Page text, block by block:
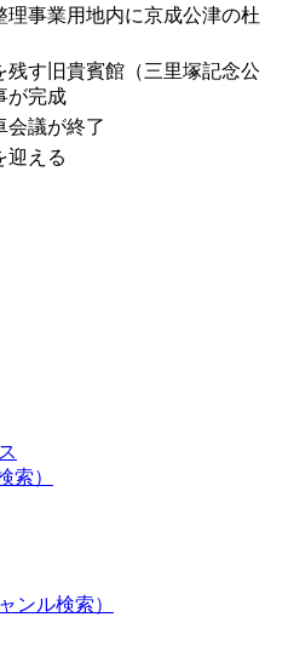
理事業用地内に京成公津の杜
残す旧貴賓館（三里塚記念公
が完成
会議が終了
迎える
索）
ンル検索）